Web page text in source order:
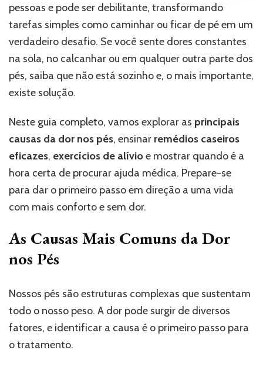
pessoas e pode ser debilitante, transformando
tarefas simples como caminhar ou ficar de pé em um
verdadeiro desafio. Se você sente dores constantes
na sola, no calcanhar ou em qualquer outra parte dos
pés, saiba que não está sozinho e, o mais importante,
existe solução.
Neste guia completo, vamos explorar as principais
causas da dor nos pés, ensinar remédios caseiros
eficazes, exercícios de alívioe mostrar quando é a
hora certa de procurar ajuda médica. Prepare-se
para dar o primeiro passo em direção a uma vida
com mais conforto e sem dor.
As Causas Mais Comuns da Dor
nos Pés
Nossos pés são estruturas complexas que sustentam
todo o nosso peso. A dor pode surgir de diversos
fatores, e identificar a causa é o primeiro passo para
o tratamento.